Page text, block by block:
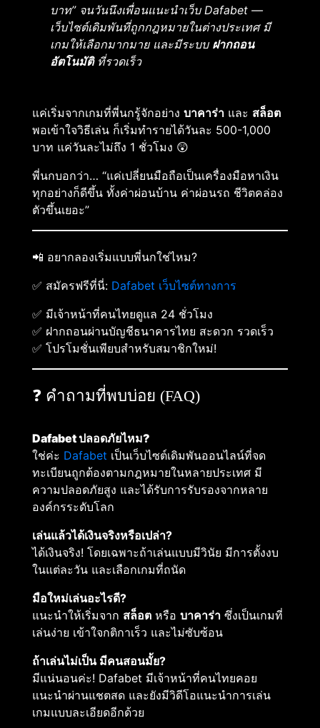
บาท” จนวันนึงเพื่อนแนะนำเว็บ Dafabet —
เว็บไซต์เดิมพันที่ถูกกฎหมายในต่างประเทศ มี
เกมให้เลือกมากมาย และมีระบบ ฝากถอน
อัตโนมัติที่รวดเร็ว
แค่เริ่มจากเกมที่พี่นกรู้จักอย่าง บาคาร่า และ สล็อต
พอเข้าใจวิธีเล่น ก็เริ่มทำรายได้วันละ 500-1,000
บาท แค่วันละไม่ถึง 1 ชั่วโมง 😲
พี่นกบอกว่า… “แค่เปลี่ยนมือถือเป็นเครื่องมือหาเงิน
ทุกอย่างก็ดีขึ้น ทั้งค่าผ่อนบ้าน ค่าผ่อนรถ ชีวิตคล่อง
ตัวขึ้นเยอะ”
📲 อยากลองเริ่มแบบพี่นกใช่ไหม?
✅ สมัครฟรีที่นี่: Dafabet เว็บไซต์ทางการ
✅ มีเจ้าหน้าที่คนไทยดูแล 24 ชั่วโมง
✅ ฝากถอนผ่านบัญชีธนาคารไทย สะดวก รวดเร็ว
✅ โปรโมชั่นเพียบสำหรับสมาชิกใหม่!
❓ คำถามที่พบบ่อย (FAQ)
Dafabet ปลอดภัยไหม?
ใช่ค่ะ Dafabet เป็นเว็บไซต์เดิมพันออนไลน์ที่จด
ทะเบียนถูกต้องตามกฎหมายในหลายประเทศ มี
ความปลอดภัยสูง และได้รับการรับรองจากหลาย
องค์กรระดับโลก
เล่นแล้วได้เงินจริงหรือเปล่า?
ได้เงินจริง! โดยเฉพาะถ้าเล่นแบบมีวินัย มีการตั้งงบ
ในแต่ละวัน และเลือกเกมที่ถนัด
มือใหม่เล่นอะไรดี?
แนะนำให้เริ่มจาก สล็อต หรือ บาคาร่า ซึ่งเป็นเกมที่
เล่นง่าย เข้าใจกติกาเร็ว และไม่ซับซ้อน
ถ้าเล่นไม่เป็น มีคนสอนมั้ย?
มีแน่นอนค่ะ! Dafabet มีเจ้าหน้าที่คนไทยคอย
แนะนำผ่านแชตสด และยังมีวิดีโอแนะนำการเล่น
เกมแบบละเอียดอีกด้วย